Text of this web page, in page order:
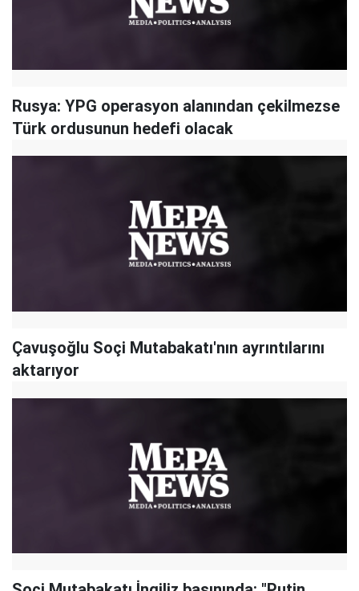
Rusya: YPG operasyon alanından çekilmezse
Türk ordusunun hedefi olacak
Çavuşoğlu Soçi Mutabakatı'nın ayrıntılarını
aktarıyor